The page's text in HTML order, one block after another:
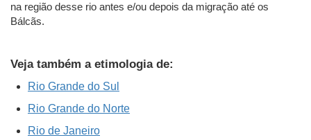
na região desse rio antes e/ou depois da migração até os
Bálcãs.
Veja também a etimologia de:
Rio Grande do Sul
Rio Grande do Norte
Rio de Janeiro